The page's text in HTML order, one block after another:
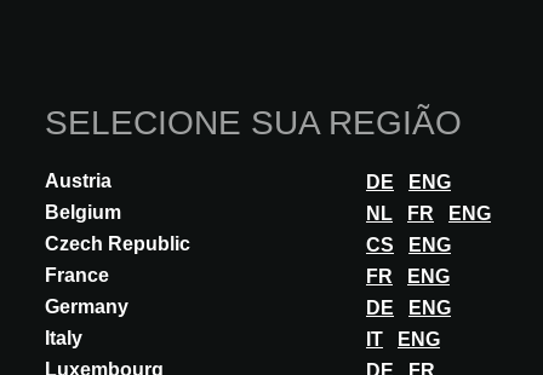
SELECIONE SUA REGIÃO
Austria DE
ENG
Belgium
NL FR
ENG
Czech Republic
CS
ENG
France
FR
ENG
Germany
DE
ENG
Italy
IT
ENG
Luxembourg
DE
FR
INOVAÇÃO
ICON-X ELECTRONIC SHOWER REF. U7G-
6772DB
ICON-X design by Studio F.A. PORSCHE is a complete solution for